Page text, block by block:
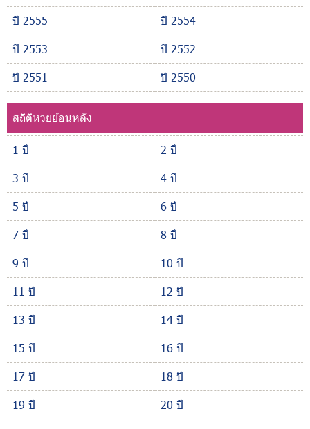
ปี 2555
ปี 2554
ปี 2553
ปี 2552
ปี 2551
ปี 2550
สถิติหวยย้อนหลัง
1 ปี
2 ปี
3 ปี
4 ปี
5 ปี
6 ปี
7 ปี
8 ปี
9 ปี
10 ปี
11 ปี
12 ปี
13 ปี
14 ปี
15 ปี
16 ปี
17 ปี
18 ปี
19 ปี
20 ปี